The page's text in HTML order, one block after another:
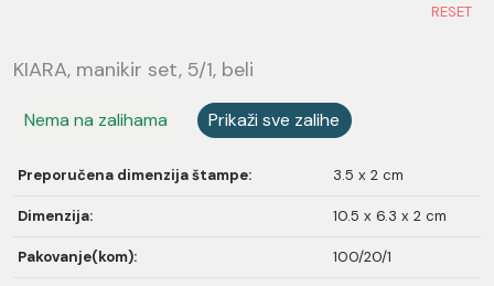
RESET
KIARA, manikir set, 5/1, beli
Nema na zalihama Prikaži sve zalihe
Preporučena dimenzija štampe: 3.5 x 2 cm
Dimenzija: 10.5 x 6.3 x 2 cm
Pakovanje(kom): 100/20/1